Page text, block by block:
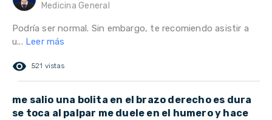
Medicina General
Podría ser normal. Sin embargo, te recomiendo asistir a
u... Leer más
remove_red_eye 521 vistas
me salio una bolita en el brazo derecho es dura
se toca al palpar me duele en el humero y hace